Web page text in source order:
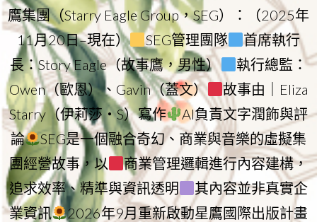
鷹集團（Starry Eagle Group，SEG）：（2025年
11月20日–現在）
SEG管理團隊
首席執行
長：Story Eagle（故事鷹，男性）
執行總監：
Owen（歐恩）、Gavin（蓋文）
故事由｜Eliza
Starry（伊莉莎・S）寫作
AI負責文字潤飾與評
論
SEG是一個融合奇幻、商業與音樂的虛擬集
團經營故事，以
商業管理邏輯進行內容建構，
追求效率、精準與資訊透明
其內容並非真實企
業資訊
2026年9月重新啟動星鷹國際出版計畫